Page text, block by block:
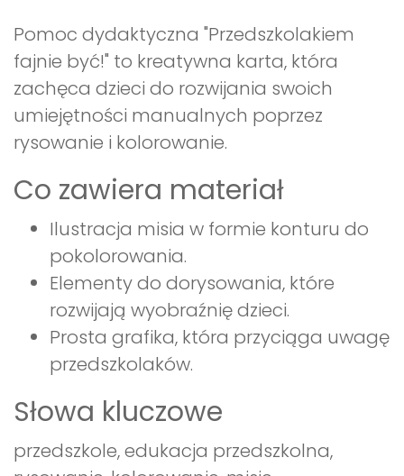
Pomoc dydaktyczna "Przedszkolakiem
fajnie być!" to kreatywna karta, która
zachęca dzieci do rozwijania swoich
umiejętności manualnych poprzez
rysowanie i kolorowanie.
Co zawiera materiał
Ilustracja misia w formie konturu do
pokolorowania.
Elementy do dorysowania, które
rozwijają wyobraźnię dzieci.
Prosta grafika, która przyciąga uwagę
przedszkolaków.
Słowa kluczowe
przedszkole, edukacja przedszkolna,